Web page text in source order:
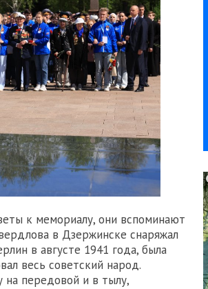
к мемориалу, они вспоминают
в Дзержинске снаряжал
в августе 1941 года, была
весь советский народ.
на передовой и в тылу,